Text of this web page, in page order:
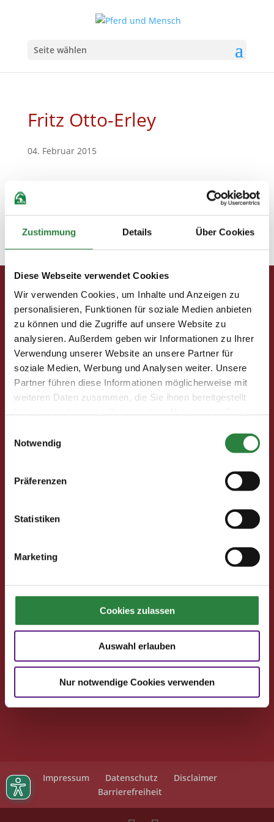
Zustimmung Details Über Cookies
Diese Webseite verwendet Cookies
Wir verwenden Cookies, um Inhalte und Anzeigen zu
personalisieren, Funktionen für soziale Medien anbieten
zu können und die Zugriffe auf unsere Website zu
analysieren. Außerdem geben wir Informationen zu Ihrer
Verwendung unserer Website an unsere Partner für
soziale Medien, Werbung und Analysen weiter. Unsere
Partner führen diese Informationen möglicherweise mit
weiteren Daten zusammen, die Sie ihnen bereitgestellt
Notwendig
Präferenzen
Statistiken
Marketing
Cookies zulassen
Auswahl erlauben
Nur notwendige Cookies verwenden
Seite wählen
Fritz Otto-Erley
04. Februar 2015
Fritz Otto-Erley
Pferd & Mensch digital
Fragen und Antworten
Print abbestellen
Redaktion
Clubmitglieder
Ihre Vorteile als Mitglied im Pferdesport Deutschland
Freunde werben
Club-Newsletter
Seminare
Reisen
Deutsche Reiterliche Vereinigung
Freiherr-von-Langen-Str. 13
48231 Warendorf
: club@fn-dokr.de
Impressum Datenschutz
Disclaimer
Barrierefreiheit